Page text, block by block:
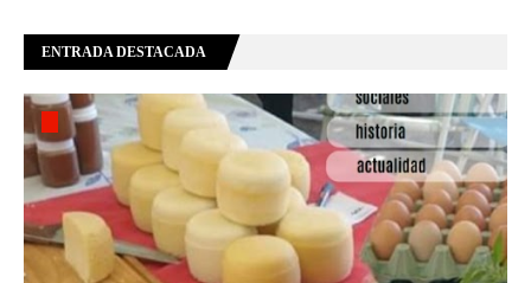
ENTRADA DESTACADA